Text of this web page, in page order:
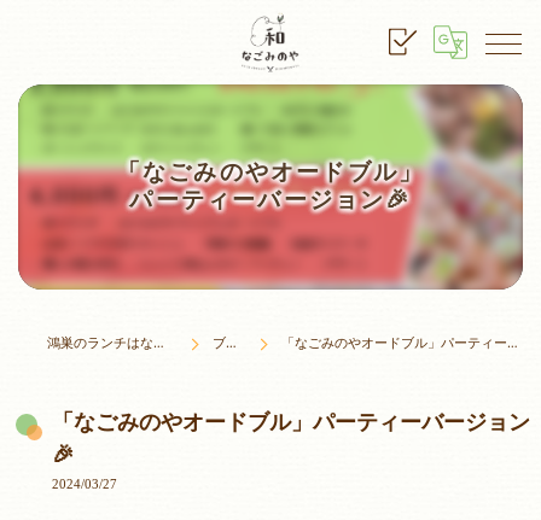
「なごみのやオードブル」
パーティーバージョン🎉
鴻巣のランチはなごみのや ブログ 「なごみのやオードブル」パーティーバージョン🎉
「なごみのやオードブル」パーティーバージョン
🎉
2024/03/27